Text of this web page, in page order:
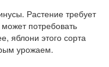
Растение требует
потребовать
яблони этого сорта
урожаем.